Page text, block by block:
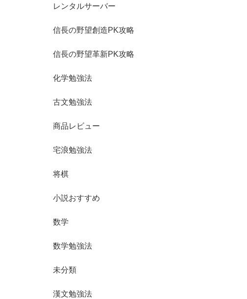
レンタルサーバー
信長の野望創造PK攻略
信長の野望革新PK攻略
化学勉強法
古文勉強法
商品レビュー
宅浪勉強法
将棋
小説おすすめ
数学
数学勉強法
未分類
漢文勉強法